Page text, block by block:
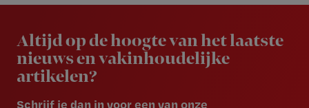
Altijd op de hoogte van het laatste
nieuws en vakinhoudelijke
artikelen?
Schrijf je dan in voor een van onze